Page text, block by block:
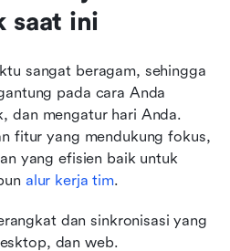
saat ini
sangat beragam, sehingga
pada cara Anda
dan mengatur hari Anda.
fitur yang mendukung fokus,
yang efisien baik untuk
alur kerja tim.
dan sinkronisasi yang
dan web.